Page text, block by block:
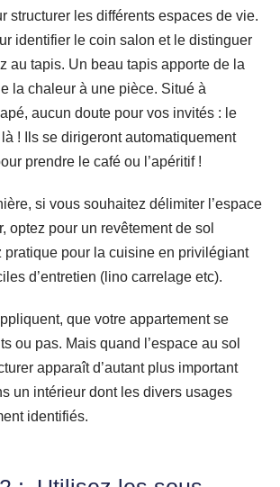
structurer les différents espaces de vie.
identifier le coin salon et le distinguer
au tapis. Un beau tapis apporte de la
la chaleur à une pièce. Situé à
aucun doute pour vos invités : le
! Ils se dirigeront automatiquement
prendre le café ou l’apéritif !
si vous souhaitez délimiter l’espace
optez pour un revêtement de sol
pratique pour la cuisine en privilégiant
d’entretien (lino carrelage etc).
que votre appartement se
ou pas. Mais quand l’espace au sol
apparaît d’autant plus important
un intérieur dont les divers usages
identifiés.